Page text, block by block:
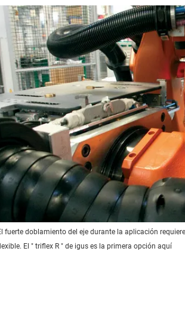
fuerte doblamiento del eje durante la aplicación
El " triflex R " de igus es la primera opción aquí